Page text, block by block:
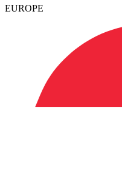
EUROPE